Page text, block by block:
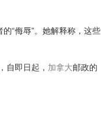
“侮辱”。她解释称，这些
自即日起， 加拿大邮政的